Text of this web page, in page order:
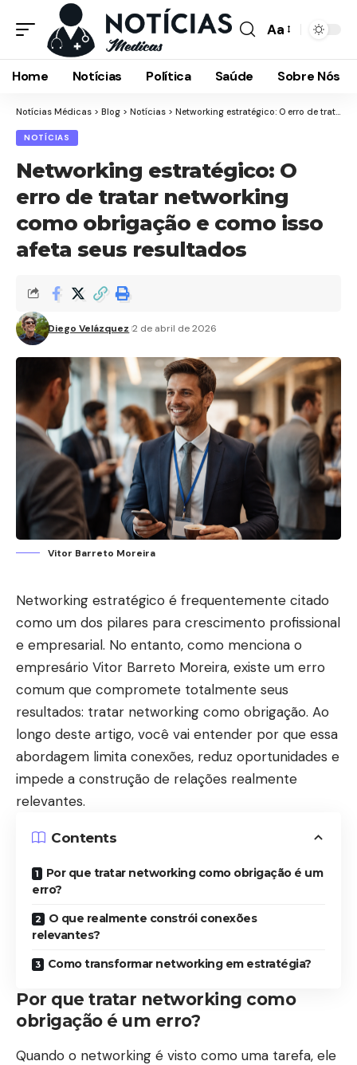
Font
Resizer
Aa
Home Notícias Política Saúde Sobre Nós
Notícias Médicas > Blog > Notícias > Networking estratégico: O erro de tratar networking como obrigação e como isso afeta seus resultados
NOTÍCIAS
Networking estratégico: O
erro de tratar networking
como obrigação e como isso
afeta seus resultados
Diego Velázquez 2 de abril de 2026
Vitor Barreto Moreira
Networking estratégico é frequentemente citado
como um dos pilares para crescimento profissional
e empresarial. No entanto, como menciona o
empresário Vitor Barreto Moreira, existe um erro
comum que compromete totalmente seus
resultados: tratar networking como obrigação. Ao
longo deste artigo, você vai entender por que essa
abordagem limita conexões, reduz oportunidades e
impede a construção de relações realmente
relevantes.
Contents
Por que tratar networking como obrigação é um
erro?
O que realmente constrói conexões
relevantes?
Como transformar networking em estratégia?
Por que tratar networking como
obrigação é um erro?
Quando o networking é visto como uma tarefa, ele